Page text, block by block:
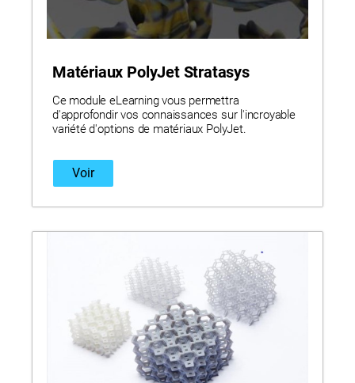
Matériaux PolyJet Stratasys
Ce module eLearning vous permettra
d'approfondir vos connaissances sur l'incroyable
variété d'options de matériaux PolyJet.
Voir